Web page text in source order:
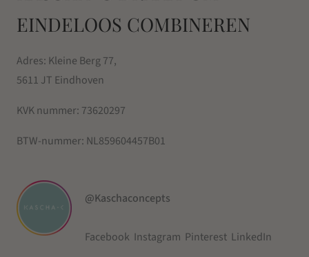
EINDELOOS COMBINEREN
Adres: Kleine Berg 77,
5611 JT Eindhoven
KVK nummer: 73620297
BTW-nummer: NL859604457B01
@Kaschaconcepts
Facebook Instagram Pinterest LinkedIn